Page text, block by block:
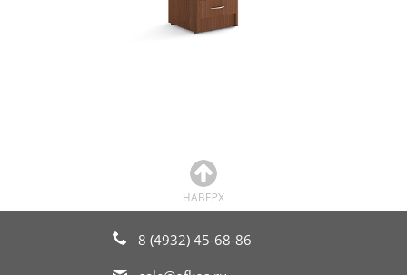
8 (4932) 45-68-86